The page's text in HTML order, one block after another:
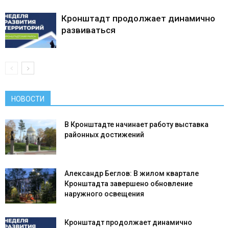
Кронштадт продолжает динамично
развиваться
НОВОСТИ
В Кронштадте начинает работу выставка
районных достижений
Александр Беглов: В жилом квартале
Кронштадта завершено обновление
наружного освещения
Кронштадт продолжает динамично